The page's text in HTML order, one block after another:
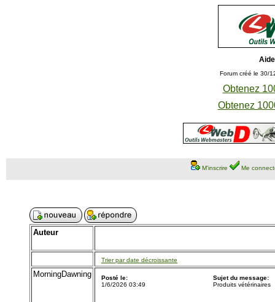
Forum créé le 30/
Obtenez
Obtenez
M'inscrire Me
Auteur
Trier par date décroissante
MorningDawning
Posté le:
1/6/2026 03:49
Sujet du message:
Produits vétérinaires